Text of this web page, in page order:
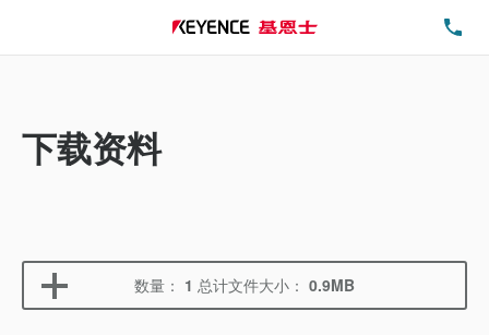
下载资料
数量： 1 总计文件大小： 0.9MB